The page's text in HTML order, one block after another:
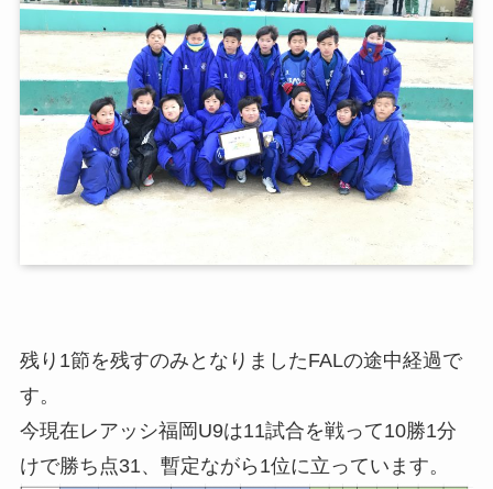
残り1節を残すのみとなりましたFALの途中経過で
す。
今現在レアッシ福岡U9は11試合を戦って10勝1分
けで勝ち点31、暫定ながら1位に立っています。